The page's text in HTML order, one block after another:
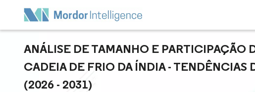
ANÁLISE DE TAMANHO E PARTICIPAÇÃO
CADEIA DE FRIO DA ÍNDIA - TENDÊNCIAS
(2026 - 2031)